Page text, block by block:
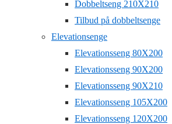
Dobbeltseng 210X210
Tilbud på dobbeltsenge
Elevationsenge
Elevationsseng 80X200
Elevationsseng 90X200
Elevationsseng 90X210
Elevationsseng 105X200
Elevationsseng 120X200